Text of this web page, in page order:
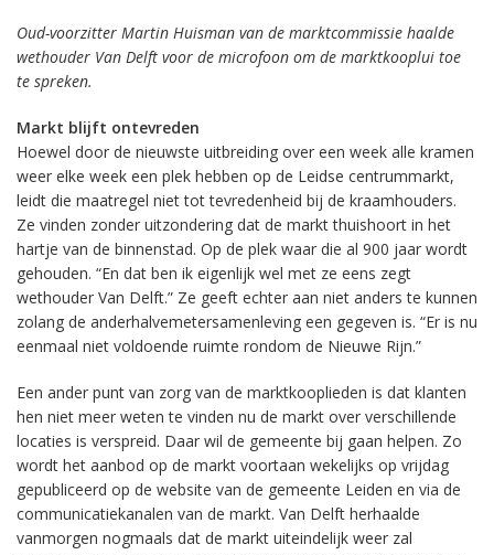
Oud-voorzitter Martin Huisman van de marktcommissie haalde
wethouder Van Delft voor de microfoon om de marktkooplui toe
te spreken.
Markt blijft ontevreden
Hoewel door de nieuwste uitbreiding over een week alle kramen
weer elke week een plek hebben op de Leidse centrummarkt,
leidt die maatregel niet tot tevredenheid bij de kraamhouders.
Ze vinden zonder uitzondering dat de markt thuishoort in het
hartje van de binnenstad. Op de plek waar die al 900 jaar wordt
gehouden. “En dat ben ik eigenlijk wel met ze eens zegt
wethouder Van Delft.” Ze geeft echter aan niet anders te kunnen
zolang de anderhalvemetersamenleving een gegeven is. “Er is nu
eenmaal niet voldoende ruimte rondom de Nieuwe Rijn.”
Een ander punt van zorg van de marktkooplieden is dat klanten
hen niet meer weten te vinden nu de markt over verschillende
locaties is verspreid. Daar wil de gemeente bij gaan helpen. Zo
wordt het aanbod op de markt voortaan wekelijks op vrijdag
gepubliceerd op de website van de gemeente Leiden en via de
communicatiekanalen van de markt. Van Delft herhaalde
vanmorgen nogmaals dat de markt uiteindelijk weer zal